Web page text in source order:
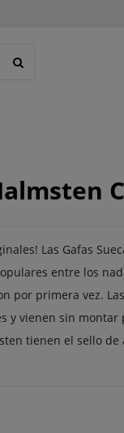
Las Gafas
entre los
por primera vez.
y vienen sin
tienen el sello